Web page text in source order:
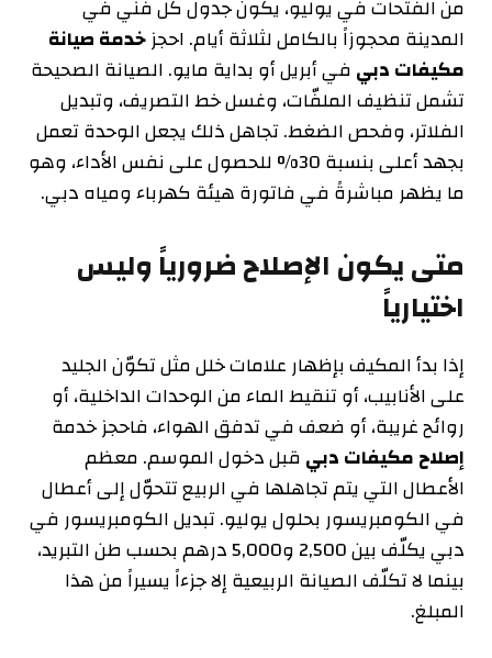
من الفتحات في يوليو، يكون جدول كل فنّي في
المدينة محجوزاً بالكامل لثلاثة أيام. احجزخدمة صيانة
مكيفات دبيفي أبريل أو بداية مايو. الصيانة الصحيحة
تشمل تنظيف الملفّات، وغسل خط التصريف، وتبديل
الفلاتر، وفحص الضغط. تجاهل ذلك يجعل الوحدة تعمل
بجهد أعلى بنسبة 30% للحصول على نفس الأداء، وهو
ما يظهر مباشرةً في فاتورة هيئة كهرباء ومياه دبي.
متى يكون الإصلاح ضرورياً وليس
اختيارياً
إذا بدأ المكيف بإظهار علامات خلل مثل تكوّن الجليد
على الأنابيب، أو تنقيط الماء من الوحدات الداخلية، أو
روائح غريبة، أو ضعف في تدفق الهواء، فاحجز خدمة
إصلاح مكيفات دبيقبل دخول الموسم. معظم
الأعطال التي يتم تجاهلها في الربيع تتحوّل إلى أعطال
في الكومبريسور بحلول يوليو. تبديل الكومبريسور في
دبي يكلّف بين 2,500 و5,000 درهم بحسب طن التبريد،
بينما لا تكلّف الصيانة الربيعية إلا جزءاً يسيراً من هذا
المبلغ.